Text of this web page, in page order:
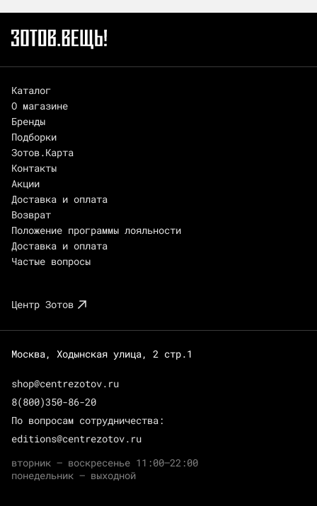
Каталог
О магазине
Бренды
Подборки
Зотов.Карта
Контакты
Акции
Доставка и оплата
Возврат
Положение программы лояльности
Доставка и оплата
Частые вопросы
Центр Зотов
Москва, Ходынская улица, 2 стр.1
shop@centrezotov.ru
8(800)350-86-20
По вопросам сотрудничества:
editions@centrezotov.ru
вторник — воскресенье 11:00–22:00
понедельник — выходной